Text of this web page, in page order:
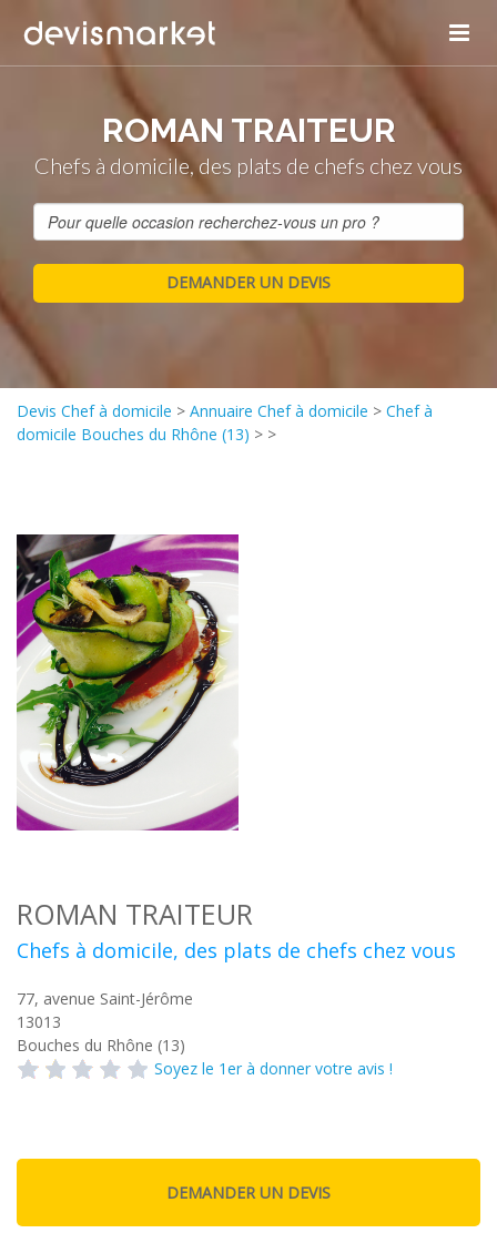
ROMAN TRAITEUR
Chefs à domicile, des plats de chefs chez vous
Devis Chef à domicile > Annuaire Chef à domicile > Chef à
domicile Bouches du Rhône (13) > >
ROMAN TRAITEUR
Chefs à domicile, des plats de chefs chez vous
77, avenue Saint-Jérôme
13013
Bouches du Rhône (13)
Soyez le 1er à donner votre avis !